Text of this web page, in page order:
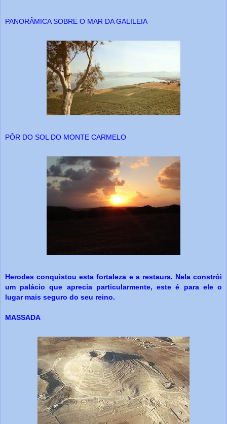
PANORÂMICA SOBRE O MAR DA GALILEIA
PÔR DO SOL DO MONTE CARMELO
Herodes conquistou esta fortaleza e a restaura. Nela constrói
um palácio que aprecia particularmente, este é para ele o
lugar mais seguro do seu reino.
MASSADA